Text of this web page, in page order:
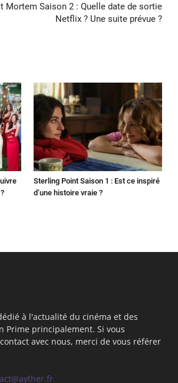
Mortem Saison 2 : Quelle date de sortie
Netflix ? Une suite prévue ?
Sterling Point Saison 1 : Est ce inspiré
d’une histoire vraie ?
à l'actualité du cinéma et des
Prime principalement. Si vous
avec nous, merci de vous référer